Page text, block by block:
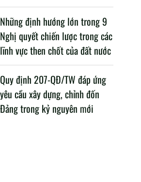
Những định hướng lớn trong 9
Nghị quyết chiến lược trong các
lĩnh vực then chốt của đất nước
Quy định 207-QĐ/TW đáp ứng
yêu cầu xây dựng, chỉnh đốn
Đảng trong kỷ nguyên mới